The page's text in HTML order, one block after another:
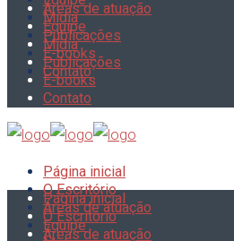
Mídia
Publicações
E-books
Contato
Áreas de atuação
Equipe
Mídia
Publicações
E-books
Contato
Página inicial
O Escritório
Áreas de atuação
Equipe
Página inicial
O Escritório
Áreas de atuação